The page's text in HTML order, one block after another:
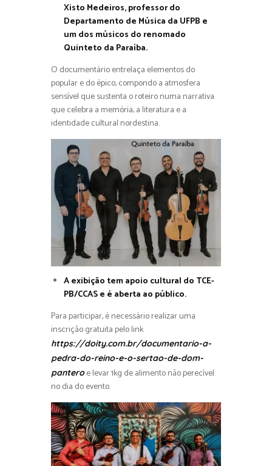
Xisto Medeiros, professor do
Departamento de Música da UFPB e
um dos músicos do renomado
Quinteto da Paraíba.
O documentário entrelaça elementos do
popular e do épico, compondo a atmosfera
sensível que sustenta o roteiro numa narrativa
que celebra a memória, a literatura e a
identidade cultural nordestina.
A exibição tem apoio cultural do TCE-
PB/CCAS e é aberta ao público.
Para participar, é necessário realizar uma
inscrição gratuita pelo link
https://doity.com.br/documentario-a-
pedra-do-reino-e-o-sertao-de-dom-
panteroe levar 1kg de alimento não perecível
no dia do evento.